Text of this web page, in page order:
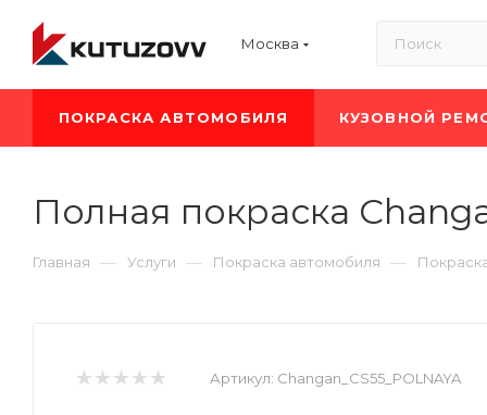
Москва
ПОКРАСКА АВТОМОБИЛЯ КУЗОВНОЙ
Полная покраска
Главная — Услуги — Покраска автомобиля —
Артикул: Changan_CS55_POLNAYA